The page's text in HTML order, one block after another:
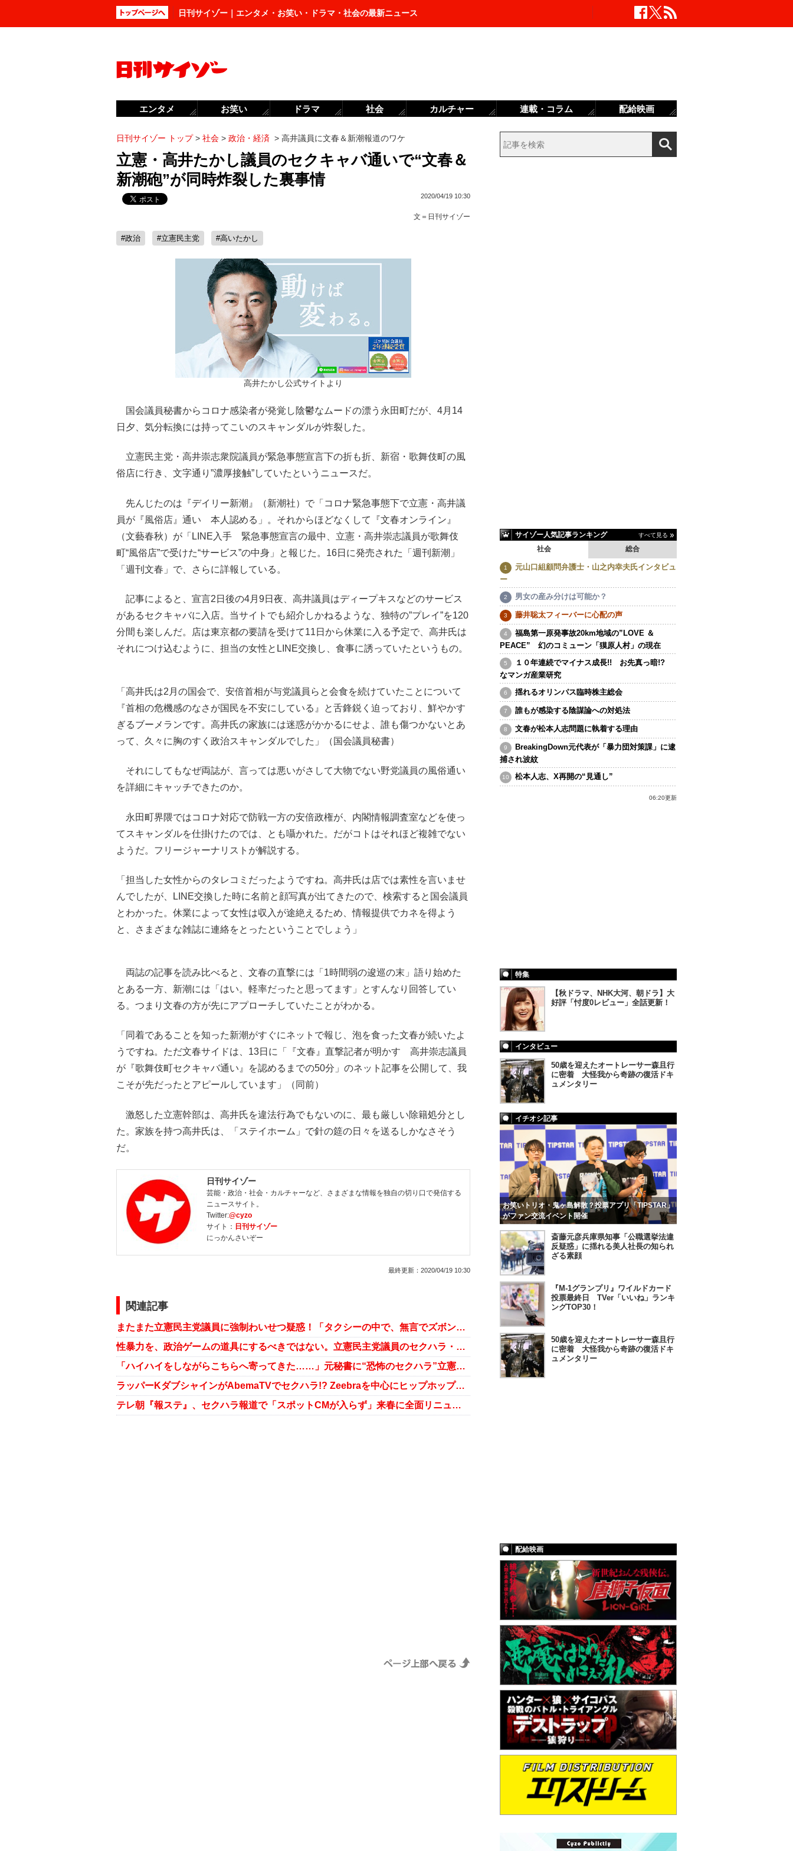
日刊サイゾー｜エンタメ・お笑い・ドラマ・社会の最新ニュース
日刊サイゾー トップ> 社会 > 政治・経済 > 高井議員に文春＆新潮報道のワケ
立憲・高井たかし議員のセクキャバ通いで“文春＆
新潮砲”が同時炸裂した裏事情
2020/04/19 10:30
文＝ 日刊サイゾー
#政治 #立憲民主党 #高いたかし
高井たかし公式サイトより
国会議員秘書からコロナ感染者が発覚し陰鬱なムードの漂う永田町だが、4月14
日夕、気分転換には持ってこいのスキャンダルが炸裂した。
立憲民主党・高井崇志衆院議員が緊急事態宣言下の折も折、新宿・歌舞伎町の風
俗店に行き、文字通り”濃厚接触”していたというニュースだ。
先んじたのは『デイリー新潮』（新潮社）で「コロナ緊急事態下で立憲・高井議
員が『風俗店』通い 本人認める」。それからほどなくして『文春オンライン』
（文藝春秋）が「LINE入手 緊急事態宣言の最中、立憲・高井崇志議員が歌舞伎
町“風俗店”で受けた“サービス”の中身」と報じた。16日に発売された「週刊新潮」
「週刊文春」で、さらに詳報している。
記事によると、宣言2日後の4月9日夜、高井議員はディープキスなどのサービス
があるセクキャバに入店。当サイトでも紹介しかねるような、独特の”プレイ”を120
分間も楽しんだ。店は東京都の要請を受けて11日から休業に入る予定で、高井氏は
それにつけ込むように、担当の女性とLINE交換し、食事に誘っていたというもの。
「高井氏は2月の国会で、安倍首相が与党議員らと会食を続けていたことについて
『首相の危機感のなさが国民を不安にしている』と舌鋒鋭く迫っており、鮮やかす
ぎるブーメランです。高井氏の家族には迷惑がかかるにせよ、誰も傷つかないとあ
って、久々に胸のすく政治スキャンダルでした」（国会議員秘書）
それにしてもなぜ両誌が、言っては悪いがさして大物でない野党議員の風俗通い
を詳細にキャッチできたのか。
永田町界隈ではコロナ対応で防戦一方の安倍政権が、内閣情報調査室などを使っ
てスキャンダルを仕掛けたのでは、とも囁かれた。だがコトはそれほど複雑でない
ようだ。フリージャーナリストが解説する。
「担当した女性からのタレコミだったようですね。高井氏は店では素性を言いませ
んでしたが、LINE交換した時に名前と顔写真が出てきたので、検索すると国会議員
とわかった。休業によって女性は収入が途絶えるため、情報提供でカネを得よう
と、さまざまな雑誌に連絡をとったということでしょう」
両誌の記事を読み比べると、文春の直撃には「1時間弱の逡巡の末」語り始めた
とある一方、新潮には「はい。軽率だったと思ってます」とすんなり回答してい
る。つまり文春の方が先にアプローチしていたことがわかる。
「同着であることを知った新潮がすぐにネットで報じ、泡を食った文春が続いたよ
うですね。ただ文春サイドは、13日に「『文春』直撃記者が明かす 高井崇志議員
が『歌舞伎町セクキャバ通い』を認めるまでの50分」のネット記事を公開して、我
こそが先だったとアピールしています」（同前）
激怒した立憲幹部は、高井氏を違法行為でもないのに、最も厳しい除籍処分とし
た。家族を持つ高井氏は、「ステイホーム」で針の筵の日々を送るしかなさそう
だ。
日刊サイゾー
芸能・政治・社会・カルチャーなど、さまざまな情報を独自の切り口で発信する
ニュースサイト。
Twitter:@cyzo
サイト： 日刊サイゾー
にっかんさいぞー
最終更新： 2020/04/19 10:30
関連記事
またまた立憲民主党議員に強制わいせつ疑惑！「タクシーの中で、無言でズボンのチャックを下ろし……」
性暴力を、政治ゲームの道具にするべきではない。立憲民主党議員のセクハラ・強制わいせつ報道への反応に覚えた疑問
「ハイハイをしながらこちらへ寄ってきた……」元秘書に“恐怖のセクハラ”立憲民主党議員の反論は？
ラッパーKダブシャインがAbemaTVでセクハラ!? Zeebraを中心にヒップホップにおけるポリコレ議論に発展
テレ朝『報ステ』、セクハラ報道で「スポットCMが入らず」来春に全面リニューアルか
サイゾー人気記事ランキング すべて見る
社会 総合
元山口組顧問弁護士・山之内幸夫氏インタビュ
ー
男女の産み分けは可能か？
藤井聡太フィーバーに心配の声
福島第一原発事故20km地域の”LOVE ＆
PEACE” 幻のコミューン「獏原人村」の現在
１０年連続でマイナス成長!! お先真っ暗!?
なマンガ産業研究
揺れるオリンパス臨時株主総会
誰もが感染する陰謀論への対処法
文春が松本人志問題に執着する理由
BreakingDown元代表が「暴力団対策課」に逮
捕され波紋
松本人志、X再開の“見通し”
06:20更新
特集
【秋ドラマ、NHK大河、朝ドラ】大
好評「忖度0レビュー」全話更新！
インタビュー
50歳を迎えたオートレーサー森且行
に密着 大怪我から奇跡の復活ドキ
ュメンタリー
イチオシ記事
お笑いトリオ・鬼ヶ島解散？投票アプリ「TIPSTAR」
がファン交流イベント開催
斎藤元彦兵庫県知事「公職選挙法違
反疑惑」に揺れる美人社長の知られ
ざる素顔
『M-1グランプリ』ワイルドカード
投票最終日 TVer「いいね」ランキ
ングTOP30！
50歳を迎えたオートレーサー森且行
に密着 大怪我から奇跡の復活ドキ
ュメンタリー
配給映画
エンタメ お笑い ドラマ 社会 カルチャー 連載・コラム 配給映画